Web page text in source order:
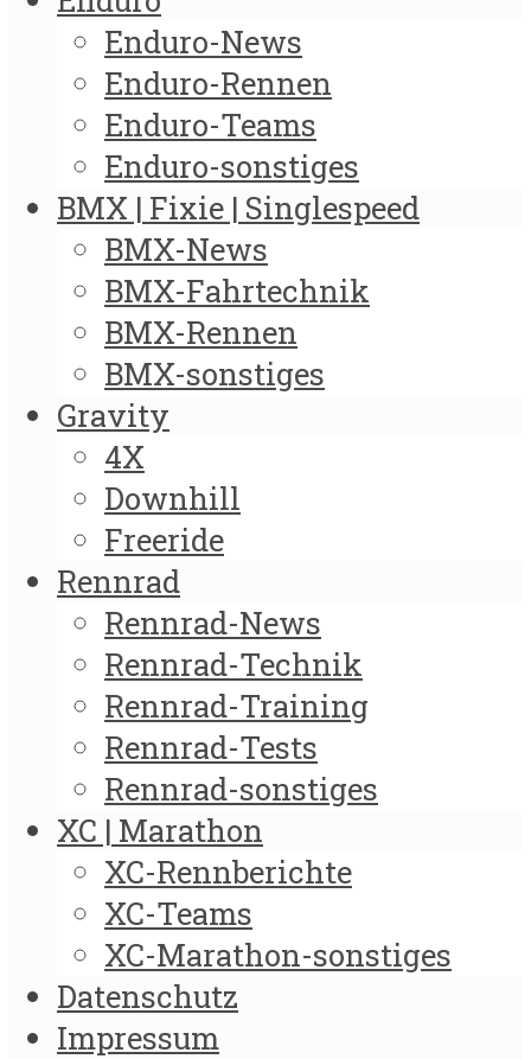
Enduro-News
Enduro-Rennen
Enduro-Teams
Enduro-sonstiges
BMX | Fixie | Singlespeed
BMX-News
BMX-Fahrtechnik
BMX-Rennen
BMX-sonstiges
Gravity
4X
Downhill
Freeride
Rennrad
Rennrad-News
Rennrad-Technik
Rennrad-Training
Rennrad-Tests
Rennrad-sonstiges
XC | Marathon
XC-Rennberichte
XC-Teams
XC-Marathon-sonstiges
Datenschutz
Impressum